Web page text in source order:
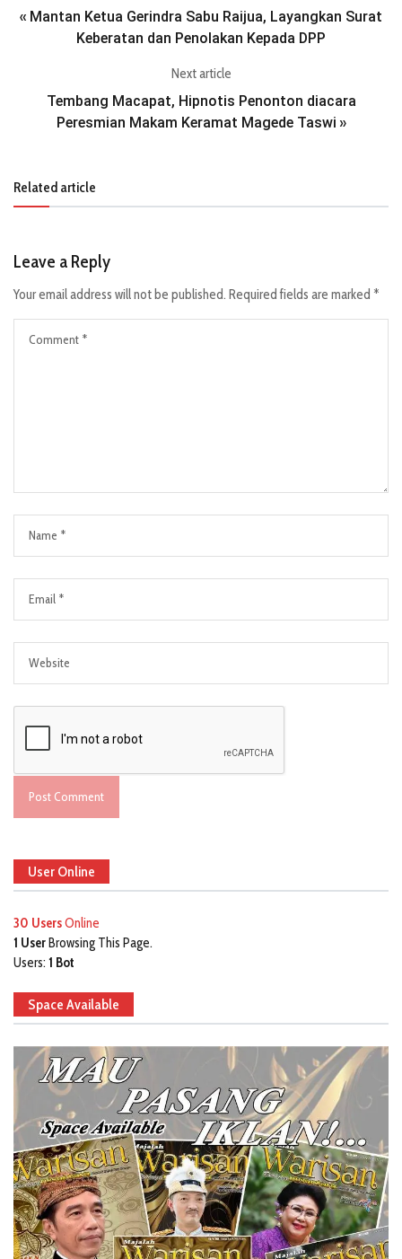
« Mantan Ketua Gerindra Sabu Raijua, Layangkan Surat
Keberatan dan Penolakan Kepada DPP
Next article
Tembang Macapat, Hipnotis Penonton diacara
Peresmian Makam Keramat Magede Taswi »
Related article
Leave a Reply
Your email address will not be published. Required fields are marked *
User Online
30 UsersOnline
1 UserBrowsing This Page.
Users: 1 Bot
Space Available